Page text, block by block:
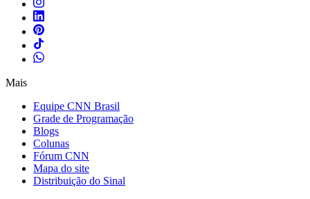
Mais
Equipe CNN Brasil
Grade de Programação
Blogs
Colunas
Fórum CNN
Mapa do site
Distribuição do Sinal